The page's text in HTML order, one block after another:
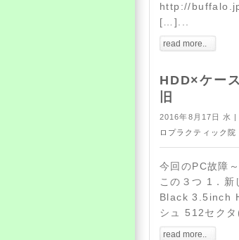
http://
[…]...
read more..
HDD×ケー
旧
2016年8月17日 水 |
ロプラクティック院
今回のPC故障
この３つ 1．
Black 3.5inch
シュ 512セク
read more..